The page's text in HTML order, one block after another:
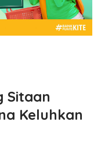
Sitaan
Keluhkan